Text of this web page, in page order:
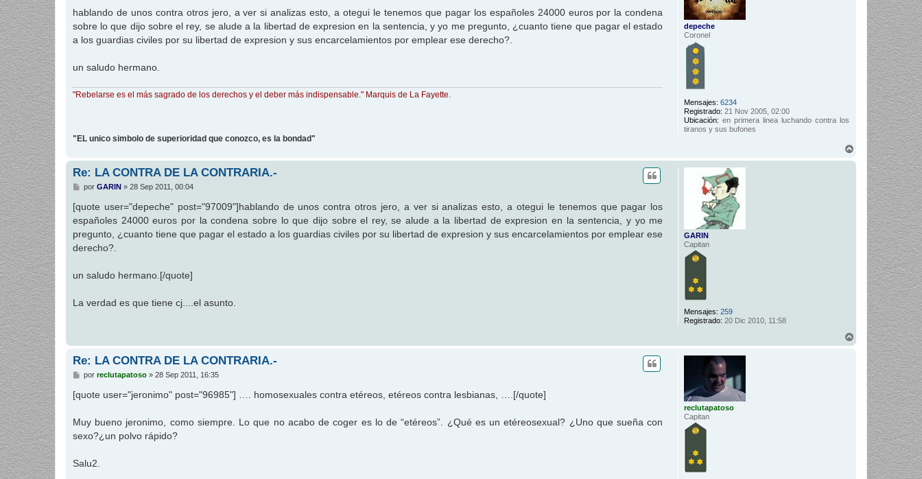
depeche
Coronel
Mensajes: 6234
Registrado: 21 Nov 2005, 02:00
Ubicación: en primera linea luchando contra los
tiranos y sus bufones
n
s
a
j
e
hablando de unos contra otros jero, a ver si analizas esto, a otegui le tenemos que pagar los españoles 24000 euros por la condena
sobre lo que dijo sobre el rey, se alude a la libertad de expresion en la sentencia, y yo me pregunto, ¿cuanto tiene que pagar el estado
a los guardias civiles por su libertad de expresion y sus encarcelamientos por emplear ese derecho?.
un saludo hermano.
"Rebelarse es el más sagrado de los derechos y el deber más indispensable." Marquis de La Fayette.
"EL unico simbolo de superioridad que conozco, es la bondad"
GARIN
Capitan
Mensajes: 259
Registrado: 20 Dic 2010, 11:58
Re: LA CONTRA DE LA CONTRARIA.-
M
n
s
a
e
por GARIN» 28 Sep 2011, 00:04
[quote user="depeche" post="97009"]hablando de unos contra otros jero, a ver si analizas esto, a otegui le tenemos que pagar los
españoles 24000 euros por la condena sobre lo que dijo sobre el rey, se alude a la libertad de expresion en la sentencia, y yo me
pregunto, ¿cuanto tiene que pagar el estado a los guardias civiles por su libertad de expresion y sus encarcelamientos por emplear ese
derecho?.
un saludo hermano.[/quote]
La verdad es que tiene cj....el asunto.
reclutapatoso
Capitan
Re: LA CONTRA DE LA CONTRARIA.-
M
n
s
e
por reclutapatoso» 28 Sep 2011, 16:35
[quote user="jeronimo" post="96985"] …. homosexuales contra etéreos, etéreos contra lesbianas, ….[/quote]
Muy bueno jeronimo, como siempre. Lo que no acabo de coger es lo de “etéreos”. ¿Qué es un etéreosexual? ¿Uno que sueña con
sexo?¿un polvo rápido?
Salu2.